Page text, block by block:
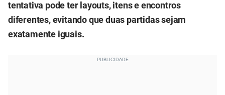
tentativa pode ter layouts, itens e encontros
diferentes, evitando que duas partidas sejam
exatamente iguais.